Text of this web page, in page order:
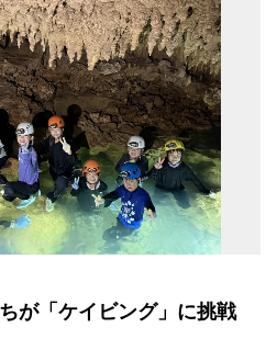
が「ケイビング」に挑戦